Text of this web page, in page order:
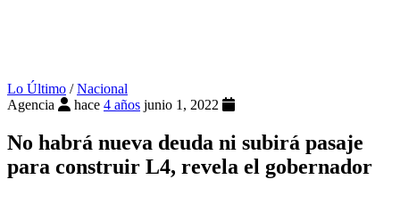
Lo Último /Nacional
Agencia
hace 4 años junio 1, 2022
No habrá nueva deuda ni subirá pasaje
para construir L4, revela el gobernador